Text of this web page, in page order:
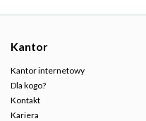
Kantor
Kantor internetowy
Dla kogo?
Kontakt
Kariera